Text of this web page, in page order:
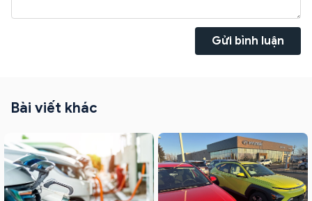
Gửi bình luận
Bài viết khác